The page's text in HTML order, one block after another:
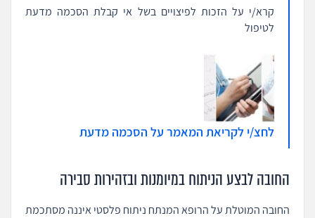
קרא/י על הזכות לפיצויים בשל אי קבלת הסכמה מדעת
לטיפול
לחצ/י לקריאת המאמר על הסכמה מדעת
החובה לבצע הניתוח במיומנות ובזהירות סבירה
החובה המוטלת על הרופא המנתח ניתוח פלסטי איננה מסתכמת